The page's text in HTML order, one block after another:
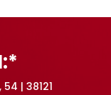
| 38121